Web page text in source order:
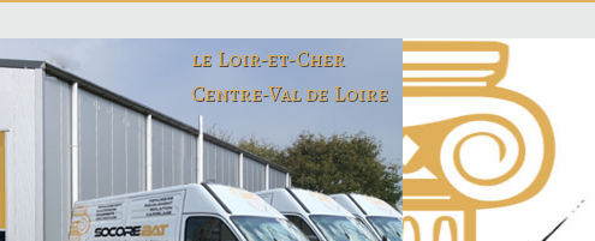
le Loir-et-Cher
Centre-Val de Loire